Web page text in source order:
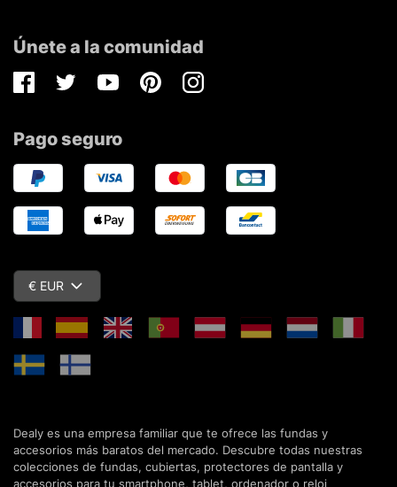
Únete a la comunidad
FacebookTwitterYoutubePinterestInstagram
Pago seguro
€ EUR
Dealy es una empresa familiar que te ofrece las fundas y
accesorios más baratos del mercado. Descubre todas nuestras
colecciones de fundas, cubiertas, protectores de pantalla y
accesorios para tu smartphone, tablet, ordenador o reloj